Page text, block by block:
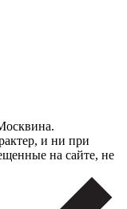
и ни при
на сайте, не